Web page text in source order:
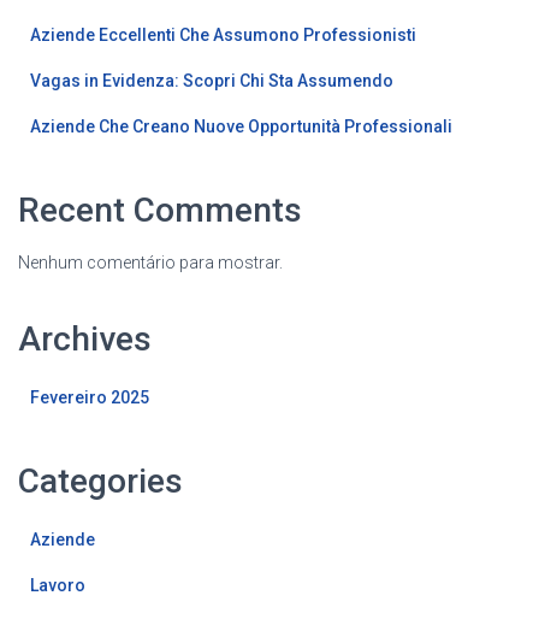
Aziende Eccellenti Che Assumono Professionisti
Vagas in Evidenza: Scopri Chi Sta Assumendo
Aziende Che Creano Nuove Opportunità Professionali
Recent Comments
Nenhum comentário para mostrar.
Archives
Fevereiro 2025
Categories
Aziende
Lavoro